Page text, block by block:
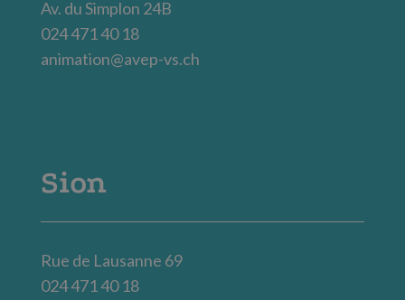
Av. du Simplon 24B
024 471 40 18
animation@avep-vs.ch
Sion
Rue de Lausanne 69
024 471 40 18